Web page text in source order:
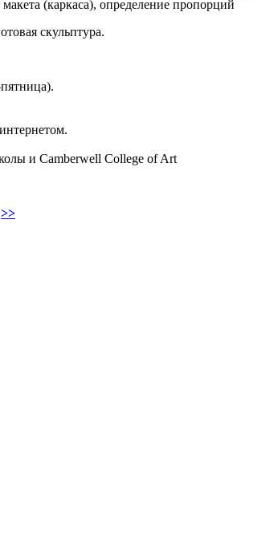
(каркаса), определение пропорций
скульптура.
и Camberwell College of Art
>>